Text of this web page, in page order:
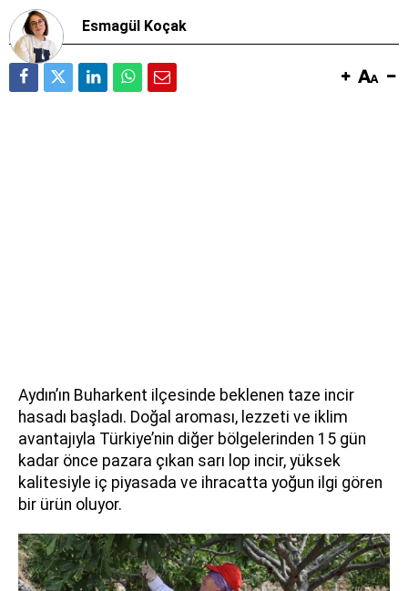
Esmagül Koçak
Aydın’ın Buharkent ilçesinde beklenen taze incir
hasadı başladı. Doğal aroması, lezzeti ve iklim
avantajıyla Türkiye’nin diğer bölgelerinden 15 gün
kadar önce pazara çıkan sarı lop incir, yüksek
kalitesiyle iç piyasada ve ihracatta yoğun ilgi gören
bir ürün oluyor.